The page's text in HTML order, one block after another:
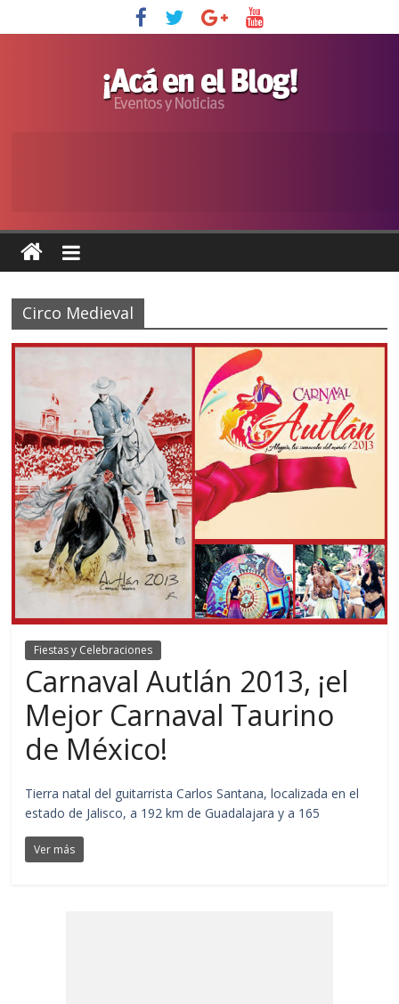
Circo Medieval
Fiestas y Celebraciones
Carnaval Autlán 2013, ¡el
Mejor Carnaval Taurino
de México!
Tierra natal del guitarrista Carlos Santana, localizada en el
estado de Jalisco, a 192 km de Guadalajara y a 165
Ver más